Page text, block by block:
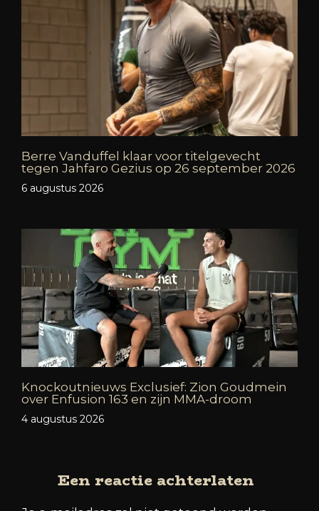
Berre Vanduffel klaar voor titelgevecht
tegen Jahfaro Gezius op 26 september 2026
6 augustus 2026
Knockoutnieuws Exclusief: Zion Goudmein
over Enfusion 163 en zijn MMA-droom
4 augustus 2026
Een reactie achterlaten